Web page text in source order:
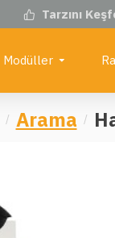
Tarzını
Modüller
Arama